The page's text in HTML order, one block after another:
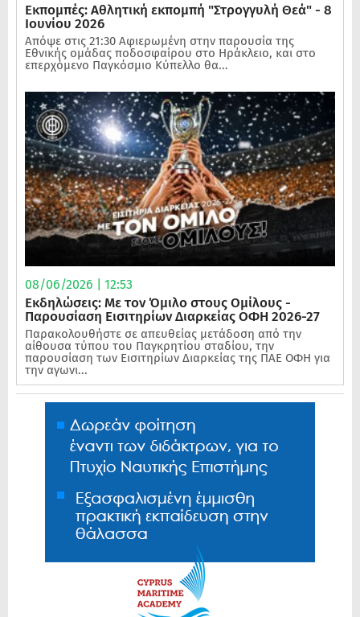
Εκπομπές: Αθλητική εκπομπή "Στρογγυλή Θεά" - 8
Ιουνίου 2026
Απόψε στις 21:30 Αφιερωμένη στην παρουσία της
Εθνικής ομάδας ποδοσφαίρου στο Ηράκλειο, και στο
επερχόμενο Παγκόσμιο Κύπελλο θα...
08/06/2026 | 12:53
Εκδηλώσεις: Με τον Όμιλο στους Ομίλους -
Παρουσίαση Εισιτηρίων Διαρκείας ΟΦΗ 2026-27
Παρακολουθήστε σε απευθείας μετάδοση από την
αίθουσα τύπου του Παγκρητίου σταδίου, την
παρουσίαση των Εισιτηρίων Διαρκείας της ΠΑΕ ΟΦΗ για
την αγωνι...